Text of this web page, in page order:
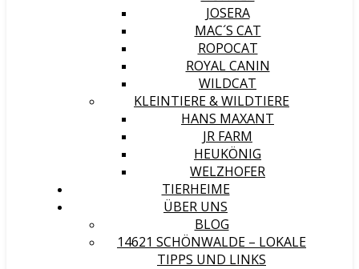
JOSERA
MAC´S CAT
ROPOCAT
ROYAL CANIN
WILDCAT
KLEINTIERE & WILDTIERE
HANS MAXANT
JR FARM
HEUKÖNIG
WELZHOFER
TIERHEIME
ÜBER UNS
BLOG
14621 SCHÖNWALDE – LOKALE
TIPPS UND LINKS